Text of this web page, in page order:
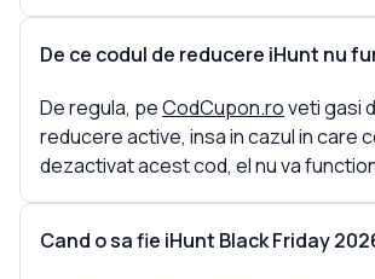
De ce codul de reducere iHunt nu
De regula, peCodCupon.roveti gasi
reducere active, insa in cazul in care
dezactivat acest cod, el nu va
Cand o sa fie iHunt Black Friday